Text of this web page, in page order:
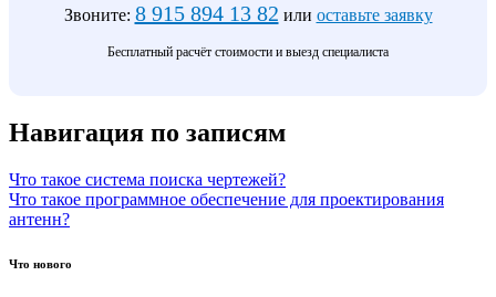
Звоните: 8 915 894 13 82 или оставьте заявку
Бесплатный расчёт стоимости и выезд специалиста
Навигация по записям
Что такое система поиска чертежей?
Что такое программное обеспечение для проектирования
антенн?
Что нового